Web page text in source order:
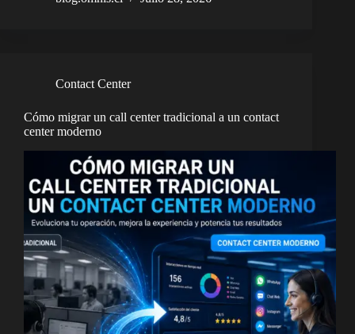
Contact Center
Cómo migrar un call center tradicional a un contact
center moderno